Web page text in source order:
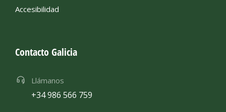
Accesibilidad
Contacto Galicia
Llámanos
+34 986 566 759